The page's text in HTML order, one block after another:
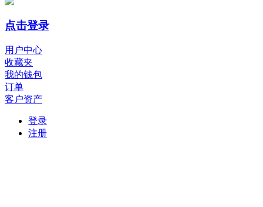
点击登录
用户中心
收藏夹
我的钱包
订单
客户资产
登录
注册